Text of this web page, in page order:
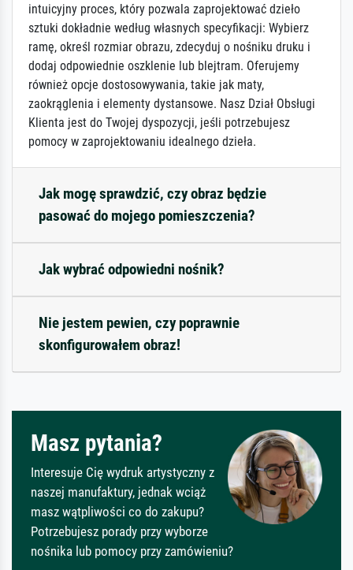
intuicyjny proces, który pozwala zaprojektować dzieło
sztuki dokładnie według własnych specyfikacji: Wybierz
ramę, określ rozmiar obrazu, zdecyduj o nośniku druku i
dodaj odpowiednie oszklenie lub blejtram. Oferujemy
również opcje dostosowywania, takie jak maty,
zaokrąglenia i elementy dystansowe. Nasz Dział Obsługi
Klienta jest do Twojej dyspozycji, jeśli potrzebujesz
pomocy w zaprojektowaniu idealnego dzieła.
Jak mogę sprawdzić, czy obraz będzie
pasować do mojego pomieszczenia?
Jak wybrać odpowiedni nośnik?
Nie jestem pewien, czy poprawnie
skonfigurowałem obraz!
Masz pytania?
Interesuje Cię wydruk artystyczny z
naszej manufaktury, jednak wciąż
masz wątpliwości co do zakupu?
Potrzebujesz porady przy wyborze
nośnika lub pomocy przy zamówieniu?